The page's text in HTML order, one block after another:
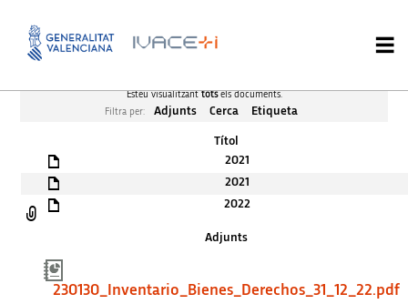
Esteu visualitzant totsels documents.
Filtra per:
Adjunts Cerca Etiqueta
Títol
2021
2021
2022
Adjunts
230130_Inventario_Bienes_Derechos_31_12_22.pdf